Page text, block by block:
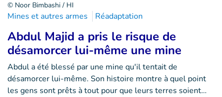
© Noor Bimbashi / HI
Mines et autres armes Réadaptation
Abdul Majid a pris le risque de
désamorcer lui-même une mine
Abdul a été blessé par une mine qu'il tentait de
désamorcer lui-même. Son histoire montre à quel point
les gens sont prêts à tout pour que leurs terres soient…